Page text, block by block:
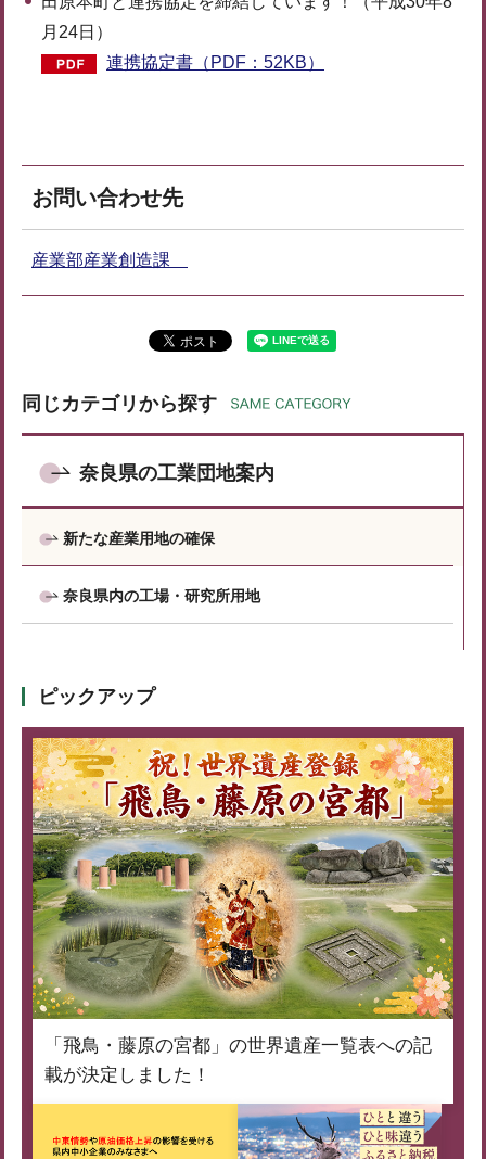
月24日）
連携協定書（PDF：52KB）
お問い合わせ先
産業部産業創造課
同じカテゴリから探す
奈良県の工業団地案内
新たな産業用地の確保
奈良県内の工場・研究所用地
ピックアップ
「飛鳥・藤原の宮都」の世界遺産一覧表への記
載が決定しました！